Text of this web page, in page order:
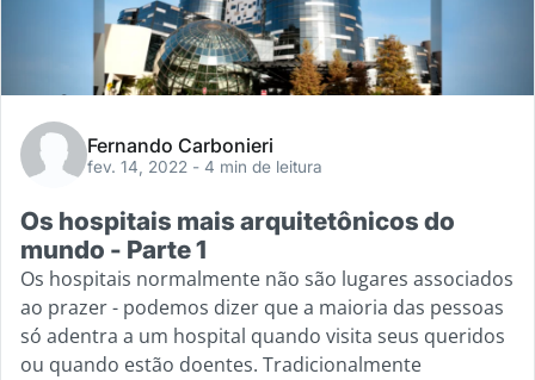
Fernando Carbonieri
fev. 14, 2022 - 4 min de leitura
Os hospitais mais arquitetônicos do
mundo - Parte 1
Os hospitais normalmente não são lugares associados
ao prazer - podemos dizer que a maioria das pessoas
só adentra a um hospital quando visita seus queridos
ou quando estão doentes. Tradicionalmente